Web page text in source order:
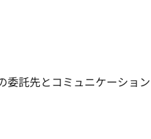
託先とコミュニケーショ